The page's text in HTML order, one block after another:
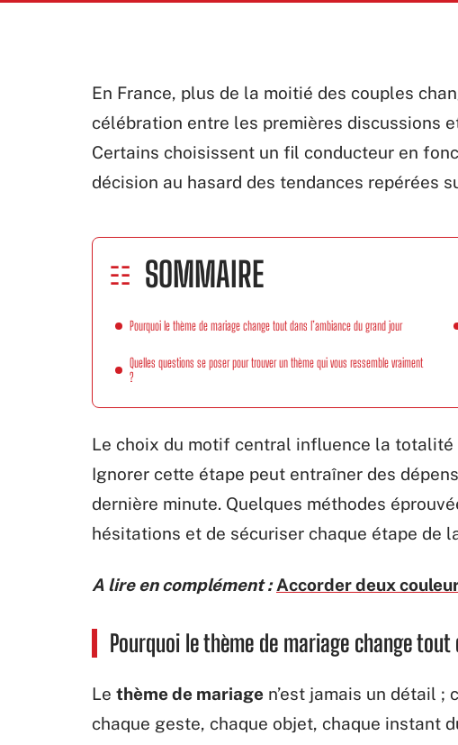
En France, plus de la moitié des couples
célébration entre les premières discussions
Certains choisissent un fil conducteur en
décision au hasard des tendances repérées
SOMMAIRE
Pourquoi le thème de mariage change tout dans l’ambiance du grand jour
Quelles questions se poser pour trouver un thème qui vous ressemble vraiment
?
Le choix du motif central influence la
Ignorer cette étape peut entraîner des
dernière minute. Quelques méthodes
hésitations et de sécuriser chaque étape de
A lire en complément : Accorder deux
Pourquoi le thème de mariage change
Le thème de mariage n’est jamais un détail ;
chaque geste, chaque objet, chaque instant